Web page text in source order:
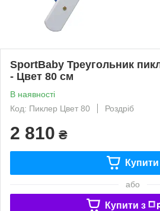
SportBaby Треугольник
- Цвет 80 см
В наявності
Код: Пиклер Цвет 80
Роздріб
2 810 ₴
Купити
або
Купити з